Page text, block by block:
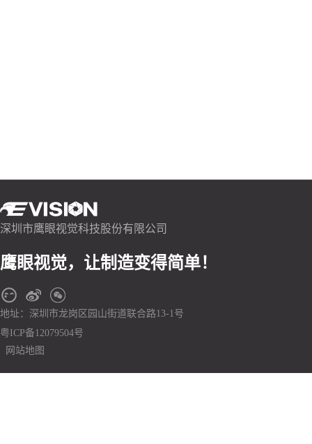
深圳市鹰眼视觉科技股份有限公司
鹰眼视觉，让制造变得简单！
地址：深圳市龙岗区园山街道联合路13-1号
粤ICP备12079504号
网站地图